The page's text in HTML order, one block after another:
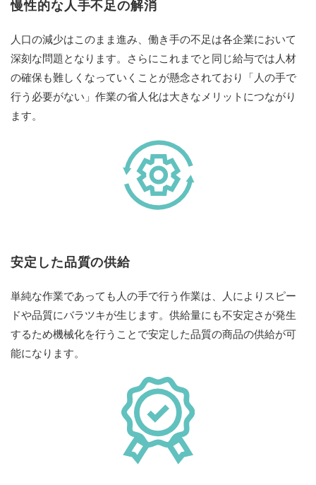
慢性的な人手不足の解消
人口の減少はこのまま進み、働き手の不足は各企業において
深刻な問題となります。さらにこれまでと同じ給与では人材
の確保も難しくなっていくことが懸念されており「人の手で
行う必要がない」作業の省人化は大きなメリットにつながり
ます。
安定した品質の供給
単純な作業であっても人の手で行う作業は、人によりスピー
ドや品質にバラツキが生じます。供給量にも不安定さが発生
するため機械化を行うことで安定した品質の商品の供給が可
能になります。